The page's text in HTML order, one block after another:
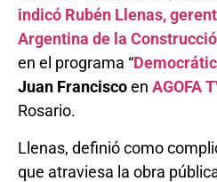
indicó Rubén Llenas,
Argentina de la
en el programa “
Juan Franciscoen AGOFA
Rosario.
Llenas, definió como
que atraviesa la obra